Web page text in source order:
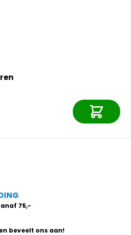
75,-
beveelt ons aan!